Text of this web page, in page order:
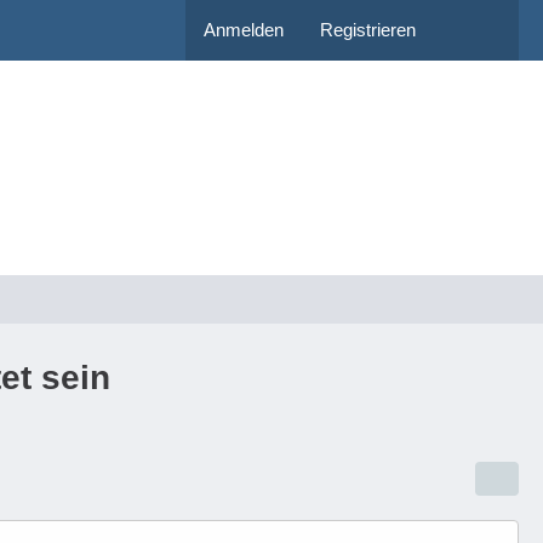
Anmelden Registrieren
sein